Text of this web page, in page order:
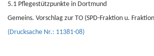
5.1 Pflegestützpunkte in Dortmund
Gemeins. Vorschlag zur TO (SPD-Fraktion u.
(Drucksache Nr.: 11381-08)